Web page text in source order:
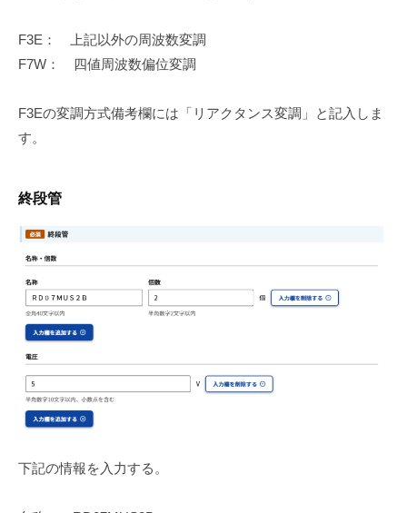
F3E： 上記以外の周波数変調
F7W： 四値周波数偏位変調
F3Eの変調方式備考欄には「リアクタンス変調」と記入しま
す。
終段管
下記の情報を入力する。